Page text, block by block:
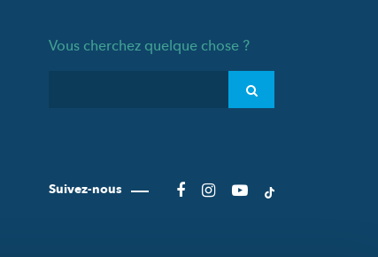
Vous cherchez quelque chose ?
Suivez-nous